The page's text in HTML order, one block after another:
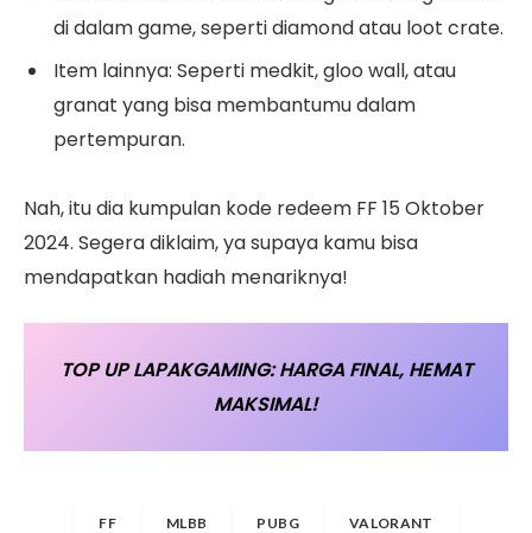
di dalam game, seperti diamond atau loot crate.
Item lainnya: Seperti medkit, gloo wall, atau
granat yang bisa membantumu dalam
pertempuran.
Nah, itu dia kumpulan kode redeem FF 15 Oktober
2024. Segera diklaim, ya supaya kamu bisa
mendapatkan hadiah menariknya!
TOP UP LAPAKGAMING: HARGA FINAL, HEMAT
MAKSIMAL!
FF MLBB PUBG VALORANT